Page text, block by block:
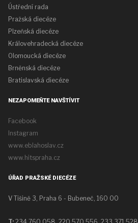
Ústřední rada
Pražská diecéze
Plzeňská diecéze
Královehradecká diecéze
Olomoucká diecéze
Brněnská diecéze
Bratislavská diecéze
NEZAPOMEŇTE NAVŠTÍVIT
Facebook
Instagram
www.eblahoslav.cz
www.hitspraha.cz
ÚŘAD PRAŽSKÉ DIECÉZE
V Tišině 3, Praha 6 - Bubeneč, 160 00